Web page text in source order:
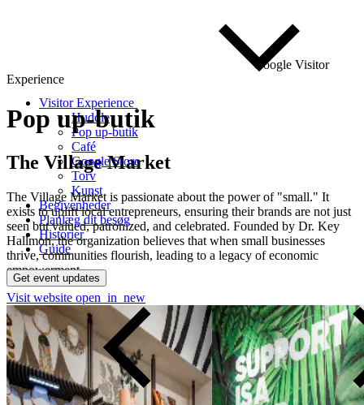
Visitor Experience
Huddle
Pop up-butik
Café
Google Store
Torv
Kunst
Begivenheder
Planlæg dit besøg
Historier
Guide
Get event updates
Google Visitor
Experience
Pop up-butik
The Village Market
The Village Market is passionate about the power of "small." It
exists to uplift local entrepreneurs, ensuring their brands are not just
seen but valued, patronized, and celebrated. Founded by Dr. Key
Hallmon, the organization believes that when small businesses
thrive, communities flourish, leading to a legacy of economic
empowerment.
Visit website open_in_new